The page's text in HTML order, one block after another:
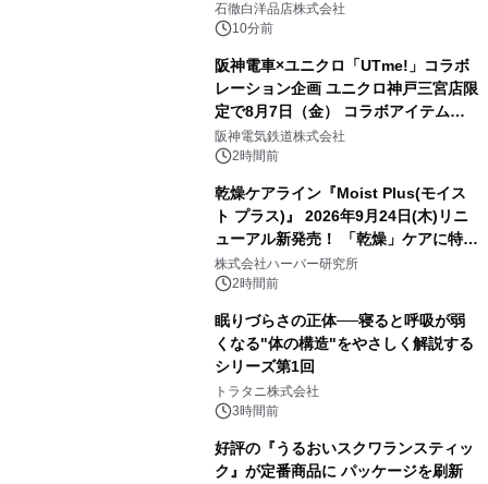
石徹白洋品店株式会社
10分前
阪神電車×ユニクロ「UTme!」コラボ
レーション企画 ユニクロ神戸三宮店限
定で8月7日（金） コラボアイテムが
発売決定！
阪神電気鉄道株式会社
2時間前
乾燥ケアライン『Moist Plus(モイス
ト プラス)』 2026年9月24日(木)リニ
ューアル新発売！ 「乾燥」ケアに特化
し、ライン使いで潤いに満ちた肌へ
株式会社ハーバー研究所
2時間前
眠りづらさの正体──寝ると呼吸が弱
くなる"体の構造"をやさしく解説する
シリーズ第1回
トラタニ株式会社
3時間前
好評の『うるおいスクワランスティッ
ク』が定番商品に パッケージを刷新